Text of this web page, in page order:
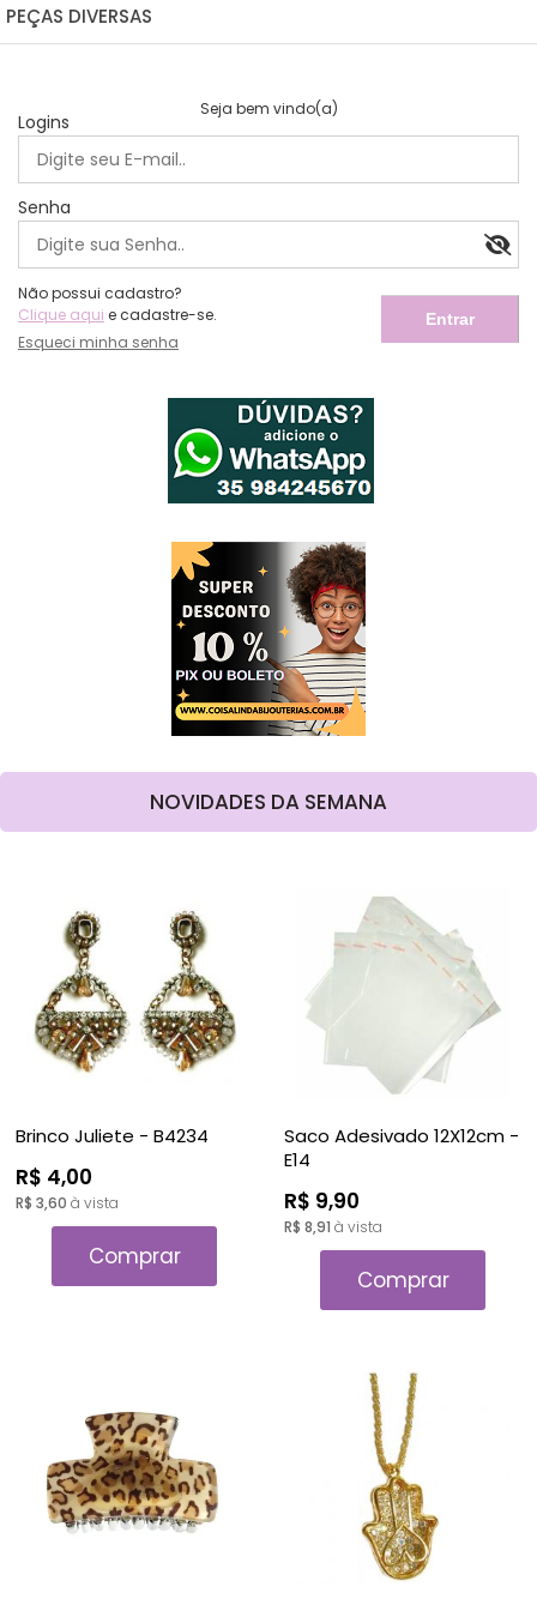
Piranha
CARTELA Ou PACOTE
Bico De Pato
AVULSO
CARTELA
Pente
PEÇAS DIVERSAS
Seja bem vindo(a)
Logins
Senha
Não possui cadastro?
Clique aqui e cadastre-se.
Esqueci minha senha
NOVIDADES DA SEMANA
Brinco Juliete - B4234
R$ 4,00
R$ 3,60 à vista
Comprar
Saco Adesivado 12X12cm -
E14
R$ 9,90
R$ 8,91 à vista
Comprar